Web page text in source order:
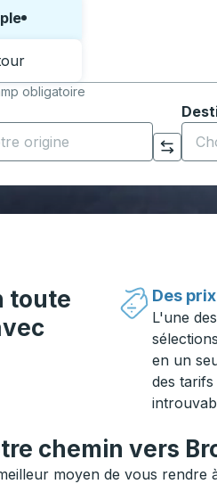
ou un aller-retour:
obligatoire
la ville d'origine pour
Cliquez pour changer vos sélections d'origine et de destination
toute
Des
L'une
en un
des
chemin vers
moyen de vous